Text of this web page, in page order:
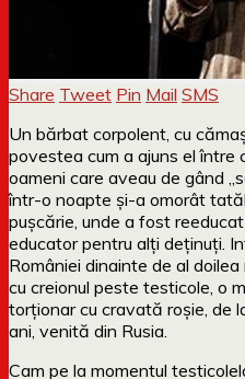
Share Tweet Pin Mail SMS
Un bărbat corpolent, cu
povestea cum a ajuns el între
oameni care aveau de gând
într-o noapte și-a omorât
pușcărie, unde a fost
educator pentru alți deținuți.
României dinainte de al
cu creionul peste testicole, o
torționar cu cravată roșie, de
ani, venită din Rusia.
Cam pe la momentul